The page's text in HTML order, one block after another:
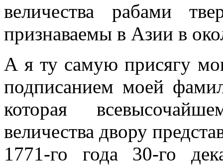
величества рабами
признаваемы в Азии в
А я ту самую присягу
подписанием моей
которая
величества двору
1771-го года 30-го